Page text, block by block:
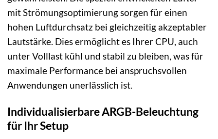
mit Strömungsoptimierung sorgen für einen
hohen Luftdurchsatz bei gleichzeitig akzeptabler
Lautstärke. Dies ermöglicht es Ihrer CPU, auch
unter Volllast kühl und stabil zu bleiben, was für
maximale Performance bei anspruchsvollen
Anwendungen unerlässlich ist.
Individualisierbare ARGB-Beleuchtung
für Ihr Setup